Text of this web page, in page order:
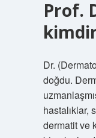
Prof.
Dr.
doğdu.
hastalıklar,
dermatit ve